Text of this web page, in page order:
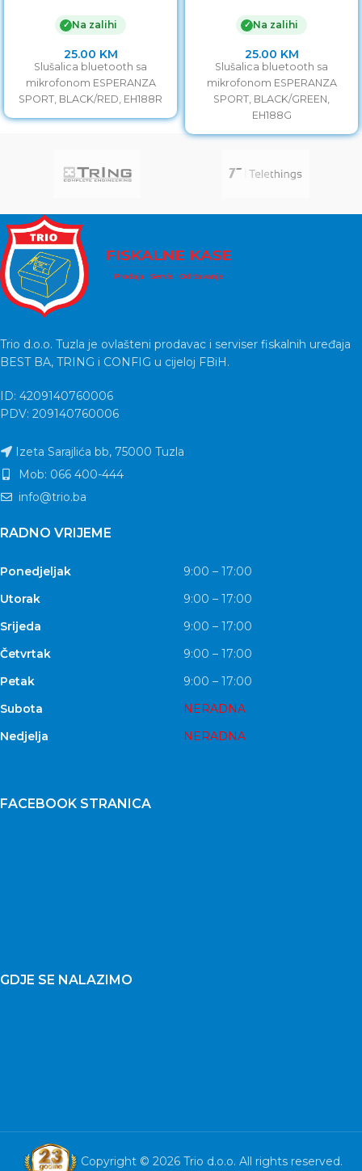
EH188R
✓ Na zalihi
25.00 KM
Slušalica bluetooth sa
mikrofonom ESPERANZA
SPORT, BLACK/RED, EH188R
EH188G
✓ Na zalihi
25.00 KM
Slušalica bluetooth sa
mikrofonom ESPERANZA
SPORT, BLACK/GREEN,
EH188G
Trio d.o.o. Tuzla je ovlašteni prodavac i serviser fiskalnih uređaja
BEST BA, TRING i CONFIG u cijeloj FBiH.
ID: 4209140760006
PDV: 209140760006
Izeta Sarajlića bb, 75000 Tuzla
Mob: 066 400-444
info@trio.ba
RADNO VRIJEME
Ponedjeljak
9:00 – 17:00
Utorak
9:00 – 17:00
Srijeda
9:00 – 17:00
Četvrtak
9:00 – 17:00
Petak
9:00 – 17:00
Subota
NERADNA
Nedjelja
NERADNA
FACEBOOK STRANICA
GDJE SE NALAZIMO
Copyright © 2026 Trio d.o.o. All rights reserved.